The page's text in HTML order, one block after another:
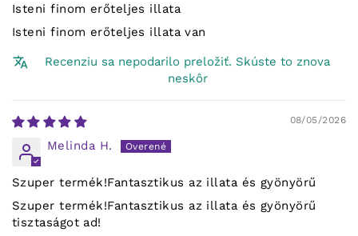
Isteni finom erőteljes illata
Isteni finom erőteljes illata van
Recenziu sa nepodarilo preložiť. Skúste to znova
neskôr
08/05/2026
Melinda H.
Szuper termék!Fantasztikus az illata és gyönyörű
Szuper termék!Fantasztikus az illata és gyönyörű
tisztaságot ad!